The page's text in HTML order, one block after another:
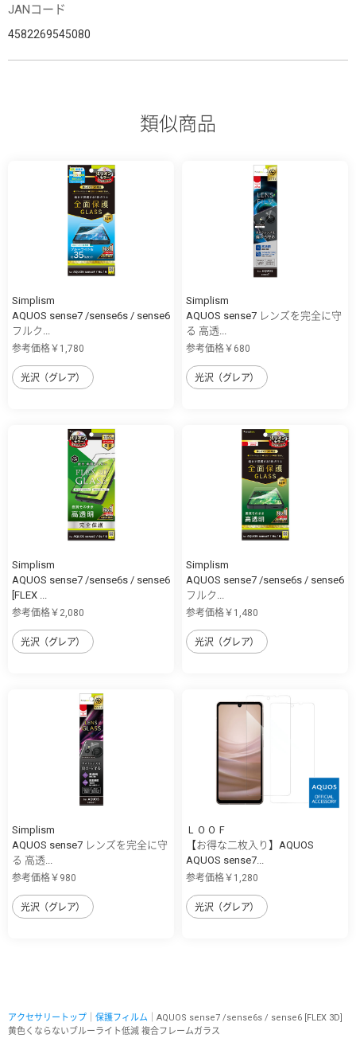
JANコード
4582269545080
類似商品
Simplism
AQUOS sense7 /sense6s / sense6
フルク...
参考価格￥1,780
光沢（グレア）
Simplism
AQUOS sense7 レンズを完全に守
る 高透...
参考価格￥680
光沢（グレア）
Simplism
AQUOS sense7 /sense6s / sense6
[FLEX ...
参考価格￥2,080
光沢（グレア）
Simplism
AQUOS sense7 /sense6s / sense6
フルク...
参考価格￥1,480
光沢（グレア）
Simplism
AQUOS sense7 レンズを完全に守
る 高透...
参考価格￥980
光沢（グレア）
ＬＯＯＦ
【お得な二枚入り】AQUOS
AQUOS sense7...
参考価格￥1,280
光沢（グレア）
アクセサリートップ 保護フィルム ｜AQUOS sense7 /sense6s / sense6 [FLEX 3D]
黄色くならないブルーライト低減 複合フレームガラス